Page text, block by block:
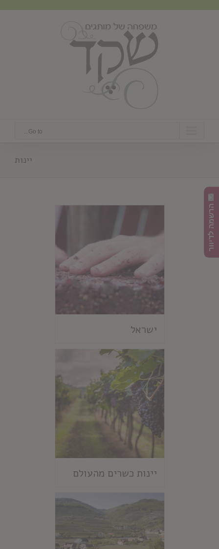
Go to...
יינות
ישראל
יינות כשרים מהעולם
הרשמה לדיוור